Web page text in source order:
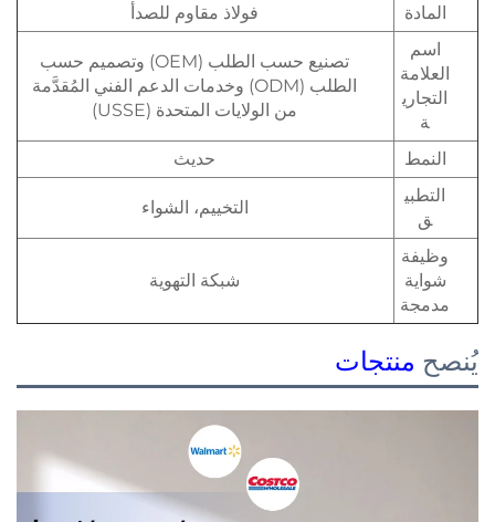
المادة
فولاذ مقاوم للصدأ
اسم
العلامة
التجاري
ة
تصنيع حسب الطلب (OEM) وتصميم حسب
الطلب (ODM) وخدمات الدعم الفني المُقدَّمة
من الولايات المتحدة (USSE)
النمط
حديث
التطبي
ق
التخييم، الشواء
وظيفة
شواية
مدمجة
شبكة التهوية
يُنصح منتجات